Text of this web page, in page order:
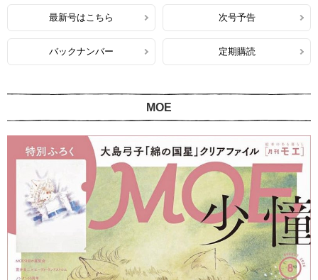
最新号はこちら 次号予告
バックナンバー 定期購読
MOE